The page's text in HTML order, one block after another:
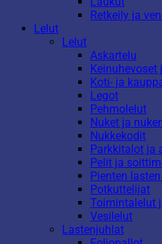
Retkeily ja
Lelut
Lelut
Askartelu
Keinuhevoset
Koti- ja
Legot
Pehmolelut
Nuket ja
Nukkekodit
Parkkitalot ja
Pelit ja
Pienten
Potkuttelijat
Toimintalelut
Vesilelut
Lastenjuhlat